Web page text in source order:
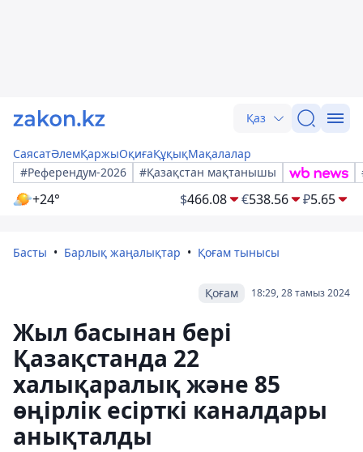
Қаз
СаясатӘлемҚаржыОқиғаҚұқықМақалалар
#Референдум-2026
#Қазақстан мақтанышы
+24° $466.08 €538.56 ₽5.65
Басты Барлық жаңалықтар Қоғам тынысы
18:29, 28 тамыз 2024
Қоғам
Жыл басынан бері
Қазақстанда 22
халықаралық және 85
өңірлік есірткі каналдары
анықталды